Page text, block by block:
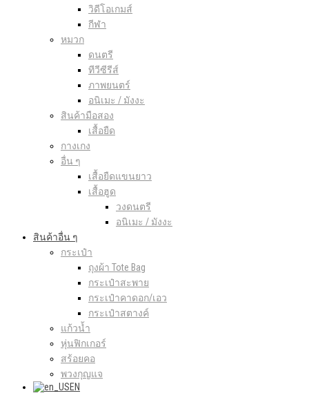
วิดีโอเกมส์
กีฬา
หมวก
ดนตรี
ทีวีซีรีส์
ภาพยนตร์
อนิเมะ / มังงะ
สินค้ามือสอง
เสื้อยืด
กางเกง
อื่น ๆ
เสื้อยืดแขนยาว
เสื้อฮูด
วงดนตรี
อนิเมะ / มังงะ
สินค้าอื่น ๆ
กระเป๋า
ถุงผ้า Tote Bag
กระเป๋าสะพาย
กระเป๋าคาดอก/เอว
กระเป๋าสตางค์
แก้วน้ำ
หุ่นฟิกเกอร์
สร้อยคอ
พวงกุญแจ
EN